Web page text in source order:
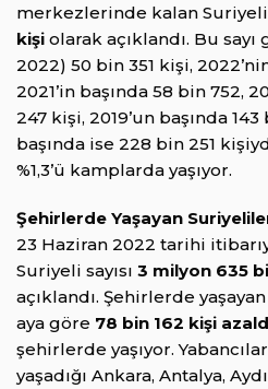
merkezlerinde kalan
kişi olarak açıklandı. Bu sayı
2022) 50 bin 351 kişi,
2021’in başında 58 bin 752,
247 kişi, 2019’un başında
başında ise 228 bin 251
%1,3’ü kamplarda yaşıyor.
Şehirlerde Yaşayan
23 Haziran 2022 tarihi
Suriyeli sayısı 3 milyon 635
açıklandı. Şehirlerde
aya göre 78 bin 162 kişi
şehirlerde yaşıyor.
yaşadığı Ankara, Antalya,